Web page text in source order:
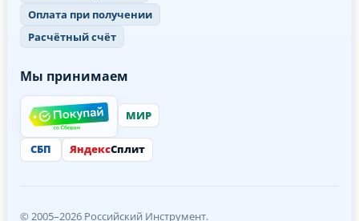
Оплата при получении
Расчётный счёт
Мы принимаем
МИР
СБП ЯндексСплит
© 2005–2026 Российский Инструмент.